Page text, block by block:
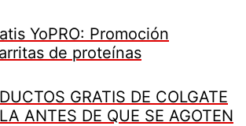
YoPRO: Promoción
de proteínas
GRATIS DE COLGATE
ANTES DE QUE SE AGOTEN